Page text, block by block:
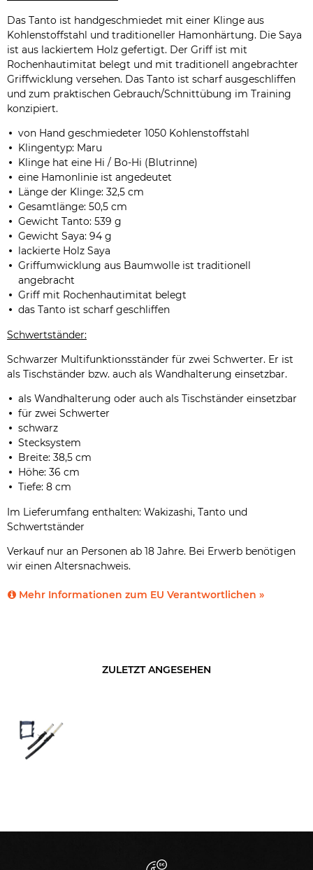
Das Tanto ist handgeschmiedet mit einer Klinge aus
Kohlenstoffstahl und traditioneller Hamonhärtung. Die Saya
ist aus lackiertem Holz gefertigt. Der Griff ist mit
Rochenhautimitat belegt und mit traditionell angebrachter
Griffwicklung versehen. Das Tanto ist scharf ausgeschliffen
und zum praktischen Gebrauch/Schnittübung im Training
konzipiert.
von Hand geschmiedeter 1050 Kohlenstoffstahl
Klingentyp: Maru
Klinge hat eine Hi / Bo-Hi (Blutrinne)
eine Hamonlinie ist angedeutet
Länge der Klinge: 32,5 cm
Gesamtlänge: 50,5 cm
Gewicht Tanto: 539 g
Gewicht Saya: 94 g
lackierte Holz Saya
Griffumwicklung aus Baumwolle ist traditionell
angebracht
Griff mit Rochenhautimitat belegt
das Tanto ist scharf geschliffen
Schwertständer:
Schwarzer Multifunktionsständer für zwei Schwerter. Er ist
als Tischständer bzw. auch als Wandhalterung einsetzbar.
als Wandhalterung oder auch als Tischständer einsetzbar
für zwei Schwerter
schwarz
Stecksystem
Breite: 38,5 cm
Höhe: 36 cm
Tiefe: 8 cm
Im Lieferumfang enthalten: Wakizashi, Tanto und
Schwertständer
Verkauf nur an Personen ab 18 Jahre. Bei Erwerb benötigen
wir einen Altersnachweis.
Mehr Informationen zum EU Verantwortlichen »
ZULETZT ANGESEHEN